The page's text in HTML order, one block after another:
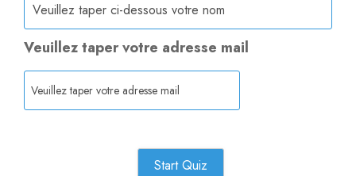
Veuillez taper votre adresse mail
Start Quiz